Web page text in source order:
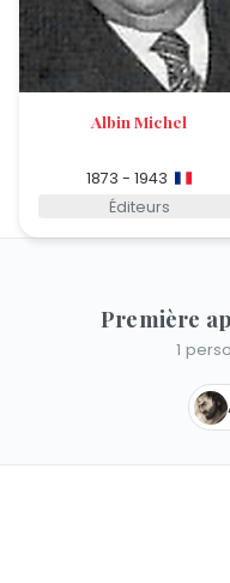
Albin Michel
1873 - 1943
Éditeurs
Première
1